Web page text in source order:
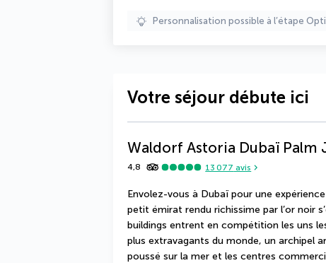
Personnalisation possible à l’étape
Votre séjour débute ici
Waldorf Astoria Dubaï Palm
4,8 13 077 avis
Envolez-vous à Dubaï pour une
petit émirat rendu richissime par l’or noir
buildings entrent en compétition les uns
plus extravagants du monde, un archipel
poussé sur la mer et les centres